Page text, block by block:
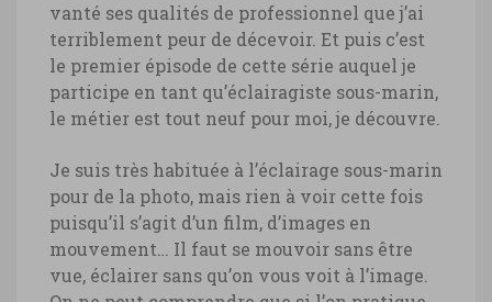
vanté ses qualités de professionnel que j’ai
terriblement peur de décevoir. Et puis c’est
le premier épisode de cette série auquel je
participe en tant qu’éclairagiste sous-marin,
le métier est tout neuf pour moi, je découvre.
Je suis très habituée à l’éclairage sous-marin
pour de la photo, mais rien à voir cette fois
puisqu’il s’agit d’un film, d’images en
mouvement… Il faut se mouvoir sans être
vue, éclairer sans qu’on vous voit à l’image.